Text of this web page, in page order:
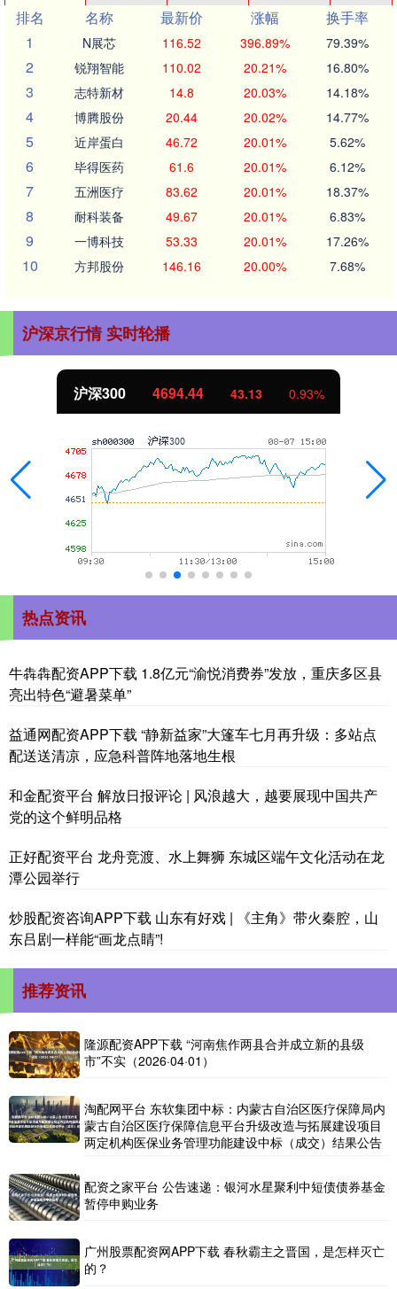
排名
名称 最新价 涨幅
换手率
1
N展芯 116.52 396.89% 79.39%
2 锐翔智能 110.02 20.21% 16.80%
3 志特新材 14.8 20.03% 14.18%
4 博腾股份 20.44 20.02% 14.77%
5 近岸蛋白 46.72 20.01% 5.62%
6 毕得医药 61.6 20.01% 6.12%
7 五洲医疗 83.62 20.01% 18.37%
8 耐科装备 49.67 20.01% 6.83%
9 一博科技 53.33 20.01% 17.26%
10 方邦股份 146.16 20.00% 7.68%
沪深京行情 实时轮播
沪深300 4694.44 43.13 0.93%
热点资讯
牛犇犇配资APP下载 1.8亿元“渝悦消费券”发放，重庆多区县
亮出特色“避暑菜单”
益通网配资APP下载 “静新益家”大篷车七月再升级：多站点
配送送清凉，应急科普阵地落地生根
和金配资平台 解放日报评论 | 风浪越大，越要展现中国共产
党的这个鲜明品格
正好配资平台 龙舟竞渡、水上舞狮 东城区端午文化活动在龙
潭公园举行
炒股配资咨询APP下载 山东有好戏 | 《主角》带火秦腔，山
东吕剧一样能“画龙点睛”!
推荐资讯
隆源配资APP下载 “河南焦作两县合并成立新的县级
市”不实（2026·04·01）
淘配网平台 东软集团中标：内蒙古自治区医疗保障局内
蒙古自治区医疗保障信息平台升级改造与拓展建设项目
两定机构医保业务管理功能建设中标（成交）结果公告
配资之家平台 公告速递：银河水星聚利中短债债券基金
暂停申购业务
广州股票配资网APP下载 春秋霸主之晋国，是怎样灭亡
的？